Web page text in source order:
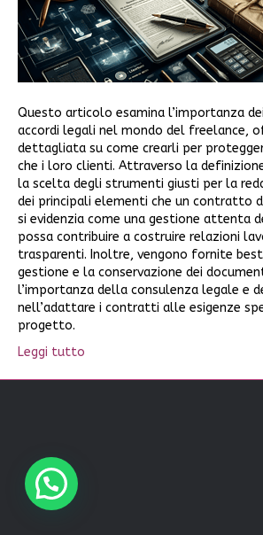
Questo articolo esamina l’importanza
accordi legali nel mondo del freelance,
dettagliata su come crearli per
che i loro clienti. Attraverso la
la scelta degli strumenti giusti per la
dei principali elementi che un contratto
si evidenzia come una gestione attenta
possa contribuire a costruire relazioni
trasparenti. Inoltre, vengono fornite
gestione e la conservazione dei
l’importanza della consulenza legale e
nell’adattare i contratti alle esigenze
progetto.
Leggi tutto